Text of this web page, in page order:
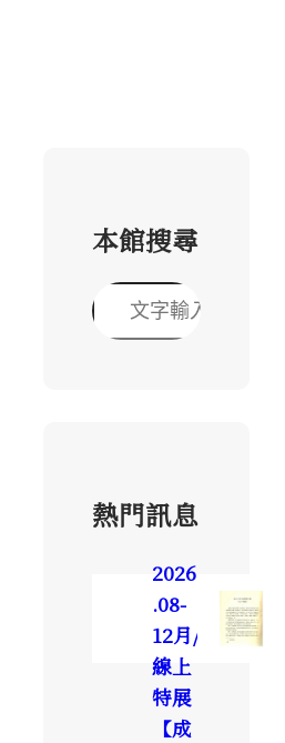
本館搜尋
搜
尋
熱門訊息
2026
.08-
12月/
線上
特展
【成